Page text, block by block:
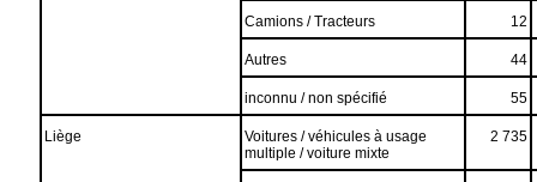
Camions / Tracteurs 12
Autres 44
inconnu / non spécifié 55
Liège
Voitures / véhicules à usage
multiple / voiture mixte
2 735